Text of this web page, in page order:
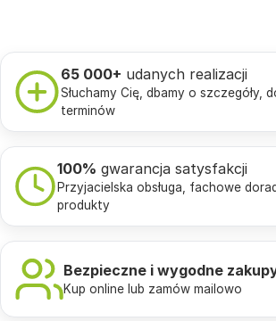
65 000+ udanych realizacji
Słuchamy Cię, dbamy o szczegóły,
terminów
100% gwarancja satysfakcji
Przyjacielska obsługa, fachowe
produkty
Bezpieczne i wygodne
Kup online lub zamów mailowo